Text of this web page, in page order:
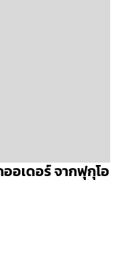
อเดอร์ จากฟุกุโอ